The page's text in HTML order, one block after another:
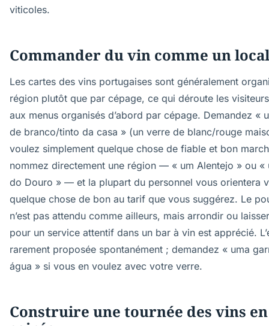
viticoles.
Commander du vin comme un local
Les cartes des vins portugaises sont généralement
région plutôt que par cépage, ce qui déroute les
aux menus organisés d’abord par cépage. Demandez «
de branco/tinto da casa » (un verre de blanc/rouge
voulez simplement quelque chose de fiable et bon
nommez directement une région — « um Alentejo » ou «
do Douro » — et la plupart du personnel vous orientera
quelque chose de bon au tarif que vous suggérez. Le
n’est pas attendu comme ailleurs, mais arrondir ou
pour un service attentif dans un bar à vin est apprécié.
rarement proposée spontanément ; demandez « uma
água » si vous en voulez avec votre verre.
Construire une tournée des vins